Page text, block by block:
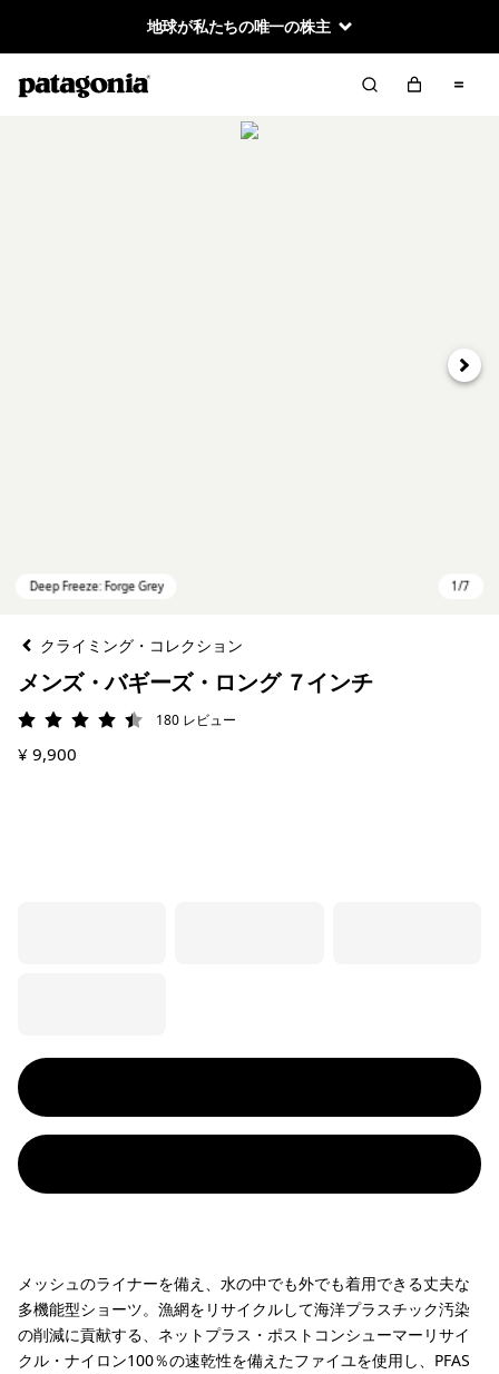
地球が私たちの唯一の株主
次へ
クライミング・コレクション
メンズ・バギーズ・ロング ７インチ
評価: 4.4 / 5180 レビュー
¥ 9,900
メッシュのライナーを備え、水の中でも外でも着用できる丈夫な
多機能型ショーツ。漁網をリサイクルして海洋プラスチック汚染
の削減に貢献する、ネットプラス・ポストコンシューマーリサイ
クル・ナイロン100％の速乾性を備えたファイユを使用し、PFAS